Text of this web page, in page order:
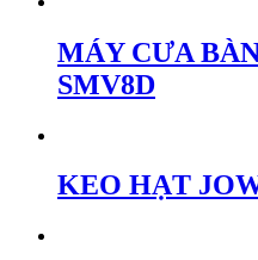
MÁY CƯA
SMV8D
KEO HẠT